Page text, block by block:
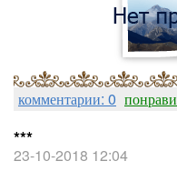
комментарии: 0
***
23-10-2018 12:04